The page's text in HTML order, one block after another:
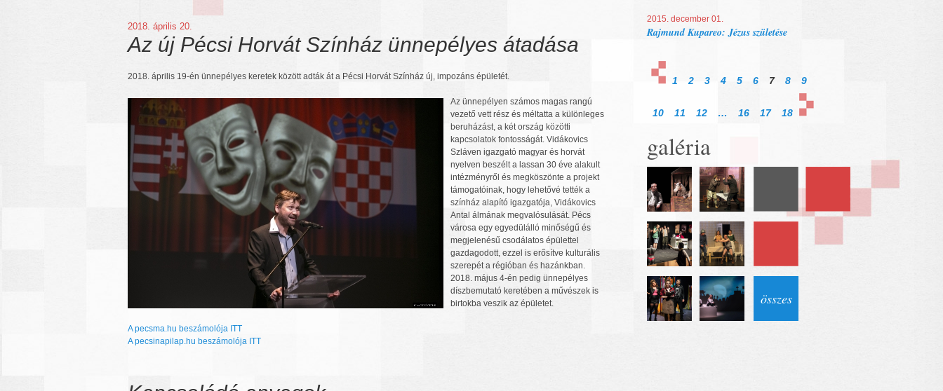
2018. április 20.
Az új Pécsi Horvát Színház ünnepélyes átadása
2018. április 19-én ünnepélyes keretek között adták át a Pécsi Horvát Színház új, impozáns épületét.
Az ünnepélyen számos magas rangú
vezető vett rész és méltatta a különleges
beruházást, a két ország közötti
kapcsolatok fontosságát. Vidákovics
Szláven igazgató magyar és horvát
nyelven beszélt a lassan 30 éve alakult
intézményről és megköszönte a projekt
támogatóinak, hogy lehetővé tették a
színház alapító igazgatója, Vidákovics
Antal álmának megvalósulását. Pécs
városa egy egyedülálló minőségű és
megjelenésű csodálatos épülettel
gazdagodott, ezzel is erősítve kulturális
szerepét a régióban és hazánkban.
2018. május 4-én pedig ünnepélyes
díszbemutató keretében a művészek is
birtokba veszik az épületet.
A pecsma.hu beszámolója ITT
A pecsinapilap.hu beszámolója ITT
2015. december 01.
Rajmund Kupareo: Jézus születése
1 2 3 4 5 6 7 8 9
10 11 12 … 16 17 18
galéria
összes